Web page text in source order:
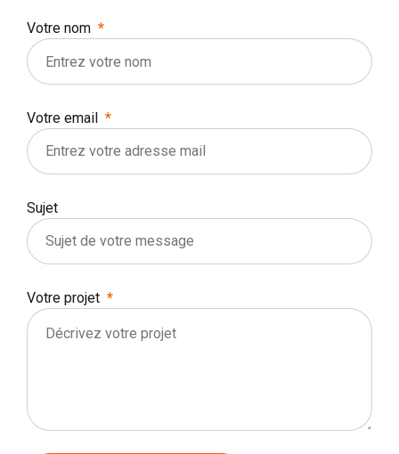
Votre nom
Votre email
Sujet
Votre projet